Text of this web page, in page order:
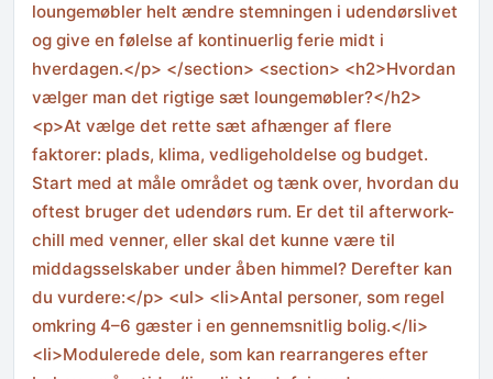
loungemøbler helt ændre stemningen i udendørslivet
og give en følelse af kontinuerlig ferie midt i
hverdagen.</p> </section> <section> <h2>Hvordan
vælger man det rigtige sæt loungemøbler?</h2>
<p>At vælge det rette sæt afhænger af flere
faktorer: plads, klima, vedligeholdelse og budget.
Start med at måle området og tænk over, hvordan du
oftest bruger det udendørs rum. Er det til afterwork-
chill med venner, eller skal det kunne være til
middagsselskaber under åben himmel? Derefter kan
du vurdere:</p> <ul> <li>Antal personer, som regel
omkring 4–6 gæster i en gennemsnitlig bolig.</li>
<li>Modulerede dele, som kan rearrangeres efter